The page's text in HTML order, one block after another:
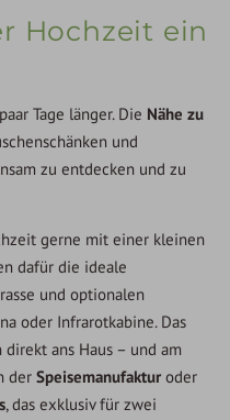
Hochzeit ein
Tage länger. Die Nähe zu
und
zu entdecken und zu
gerne mit einer kleinen
dafür die ideale
und optionalen
oder Infrarotkabine. Das
ans Haus – und am
derSpeisemanufaktur oder
, das exklusiv für zwei